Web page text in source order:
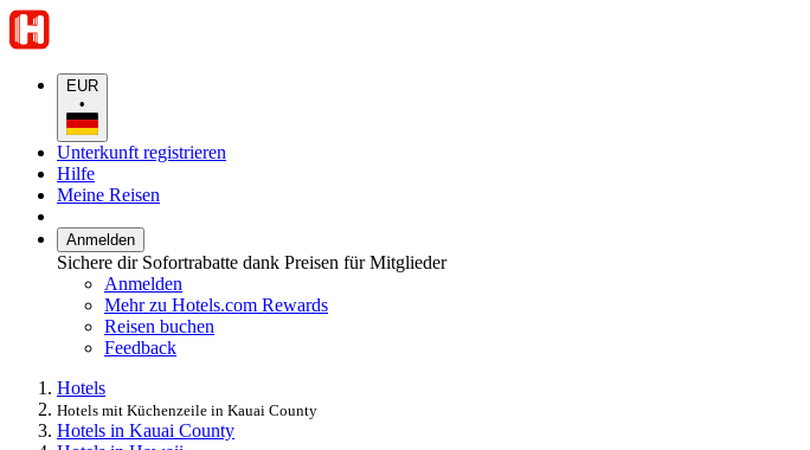
EUR
•
Unterkunft registrieren
Hilfe
Meine Reisen
Anmelden
Sichere dir Sofortrabatte dank Preisen für Mitglieder
Anmelden
Mehr zu Hotels.com Rewards
Reisen buchen
Feedback
Hotels
Hotels mit Küchenzeile in Kauai County
Hotels in Kauai County